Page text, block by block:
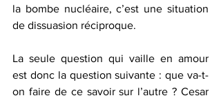
la bombe nucléaire, c’est une situation
de dissuasion réciproque.
La seule question qui vaille en amour
est donc la question suivante : que va-t-
on faire de ce savoir sur l’autre ? Cesar